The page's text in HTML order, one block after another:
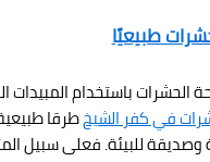
طبيعيًا
الحشرات باستخدام المبيدات
في كفر الشيخطرقا
للبيئة. فعلى سبيل